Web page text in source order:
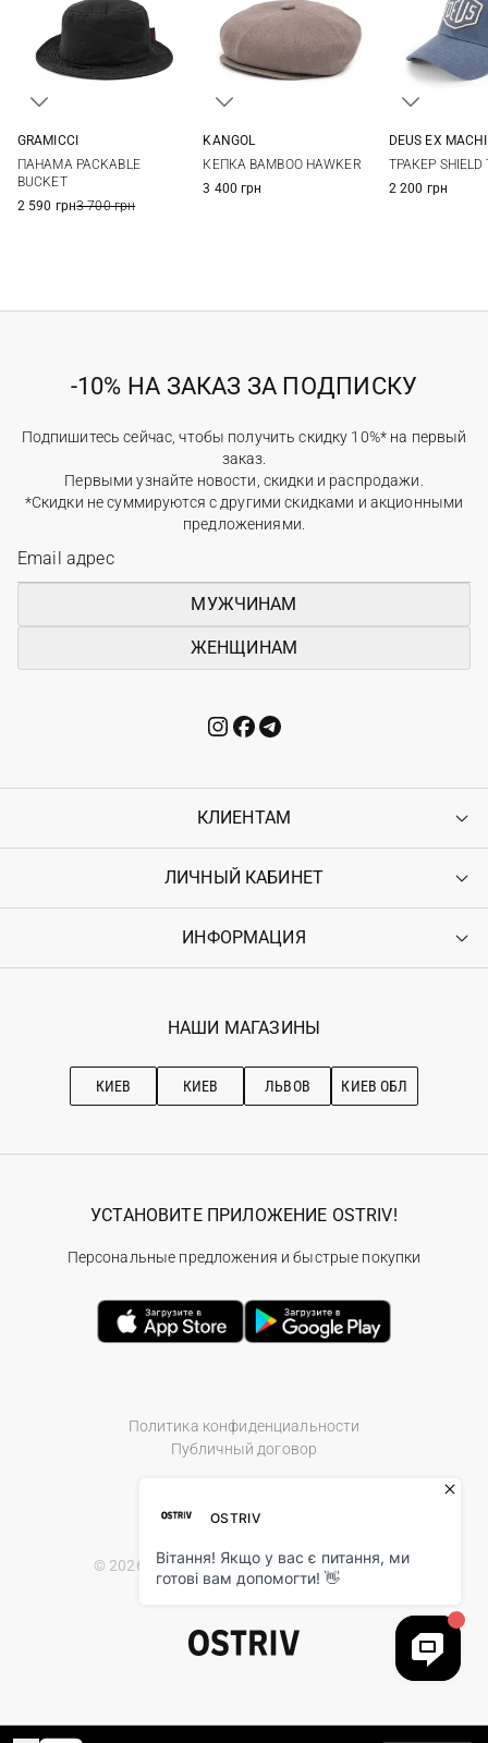
GRAMICCI
ПАНАМА PACKABLE
BUCKET
2 590 грн3 700 грн
KANGOL
КЕПКА BAMBOO HAWKER
3 400 грн
DEUS EX
ТРАКЕР SHIELD
2 200 грн
-10% НА ЗАКАЗ ЗА ПОДПИСКУ
Подпишитесь сейчас, чтобы получить скидку 10%* на первый
заказ.
Первыми узнайте новости, скидки и распродажи.
*Скидки не суммируются с другими скидками и акционными
предложениями.
МУЖЧИНАМ
ЖЕНЩИНАМ
КЛИЕНТАМ
Контакты
Возврат
Гарантия
ЛИЧНЫЙ КАБИНЕТ
Войти
Ostriv Club+
ИНФОРМАЦИЯ
Наши магазини
Рекомендации по уходу
НАШИ МАГАЗИНЫ
КИЕВ КИЕВ ЛЬВОВ КИЕВ ОБЛ
Политика конфиденциальности
Публичный договор
© 2026 Ostriv.ua Store. All Rights Reserved.
УСТАНОВИТЕ ПРИЛОЖЕНИЕ OSTRIV!
Персональные предложения и быстрые покупки